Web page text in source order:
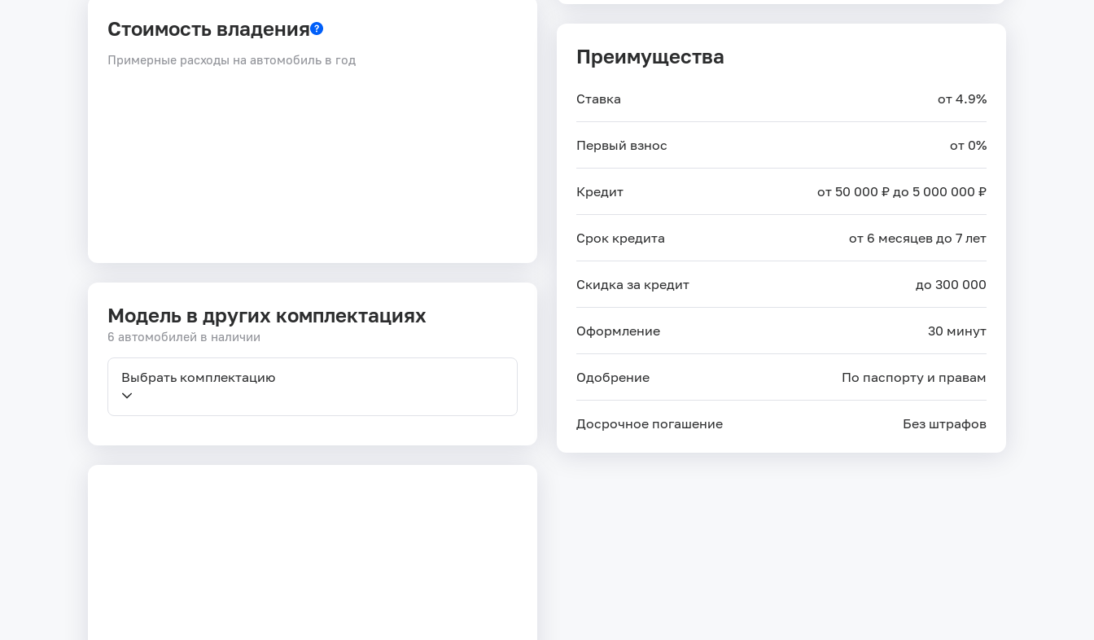
Преимущества
Ставка от 4.9%
Первый взнос от 0%
Кредит от 50 000 ₽ до 5 000 000 ₽
Срок кредита от 6 месяцев до 7 лет
Скидка за кредит до 300 000
Оформление 30 минут
Одобрение По паспорту и правам
Досрочное погашение Без штрафов
Стоимость владения
Примерные расходы на автомобиль в год
Модель в других комплектациях
6 автомобилей в наличии
Выбрать комплектацию